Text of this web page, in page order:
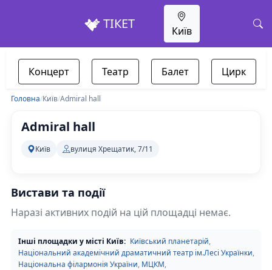
ТІКЕТ Київ
Концерт Театр Балет Цирк
Головна/Київ/Admiral hall
Admiral hall
Київ вулиця Хрещатик, 7/11
Вистави та події
Наразі активних подій на цій площадці немає.
Інші площадки у місті Київ: Київський планетарій,
Національний академічний драматичний театр ім.Лесі Українки,
Національна філармонія України, МЦКМ,